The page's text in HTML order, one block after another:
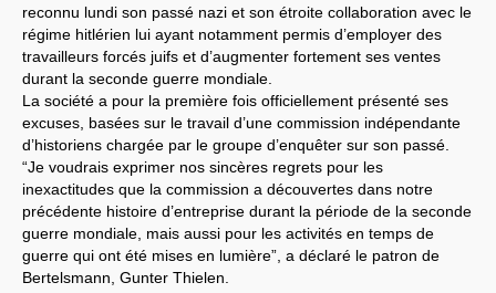
Crises "Covid-19 & H1N1"
Guerre en Ukraine
reconnu lundi son passé nazi et son étroite collaboration avec le
régime hitlérien lui ayant notamment permis d’employer des
travailleurs forcés juifs et d’augmenter fortement ses ventes
durant la seconde guerre mondiale.
La société a pour la première fois officiellement présenté ses
excuses, basées sur le travail d’une commission indépendante
d’historiens chargée par le groupe d’enquêter sur son passé.
“Je voudrais exprimer nos sincères regrets pour les
inexactitudes que la commission a découvertes dans notre
précédente histoire d’entreprise durant la période de la seconde
guerre mondiale, mais aussi pour les activités en temps de
guerre qui ont été mises en lumière”, a déclaré le patron de
Bertelsmann, Gunter Thielen.